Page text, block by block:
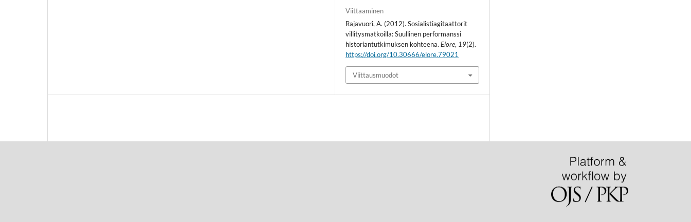
Viittaaminen
Rajavuori, A. (2012). Sosialistiagitaattorit
villitysmatkoilla: Suullinen performanssi
historiantutkimuksen kohteena.Elore, 19(2).
https://doi.org/10.30666/elore.79021
Viittausmuodot